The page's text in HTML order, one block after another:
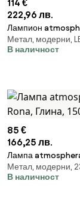
114 €
222,96 лв.
Лампион
H.195cm, Мрамор,
Метал, модерни,
В наличност
85 €
166,25 лв.
Лампа
Глина, 150 cm
Метал, модерни,
В наличност